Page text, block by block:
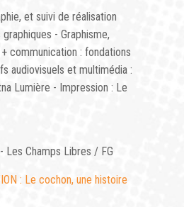
et suivi de réalisation
graphiques - Graphisme,
communication : fondations
audiovisuels et multimédia :
Lumière - Impression : Le
Champs Libres / FG
: Le cochon, une histoire